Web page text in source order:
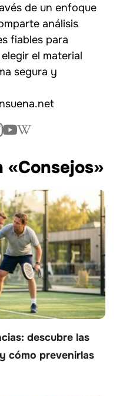
de un enfoque
análisis
fiables para
el material
segura y
«Consejos»
descubre las
cómo prevenirlas